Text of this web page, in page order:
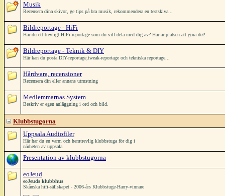
Musik
Recensera dina skivor, ge tips på bra musik, rekommendera en testskiva...
Bildreportage - HiFi
Har du ett trevligt HiFi-reportage som du vill dela med dig av? Här är platsen att göra det!
Bildreportage - Teknik & DIY
Här kan du posta DIY-reportage,tweak-reportage och tekniska reportage...
Hårdvara, recensioner
Recensera din eller annans utrustning
Medlemmarnas System
Beskriv er egen anläggning i ord och bild.
Klubbstugorna
Uppsala Audiofiler
Här har du en varm och hemtrevlig klubbstuga för dig i
närheten av uppsala.
Presentation av klubbstugorna
eoJeud
eoJeuds klubbhus
Skånska hifi-sällskapet - 2006-års Klubbstuge-Harry-vinnare